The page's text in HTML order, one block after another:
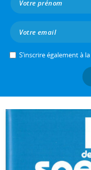
S’inscrire également à la